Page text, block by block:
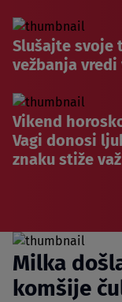
Slušajte svoje
vežbanja
Vikend
Vagi donosi
znaku stiže
Milka
komšije